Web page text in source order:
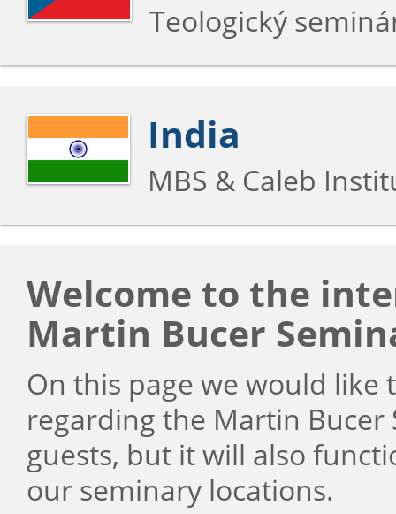
Teologický
India
MBS & Caleb
Welcome to the
Martin Bucer
On this page we would
regarding the Martin Bucer
guests, but it will also
our seminary locations.